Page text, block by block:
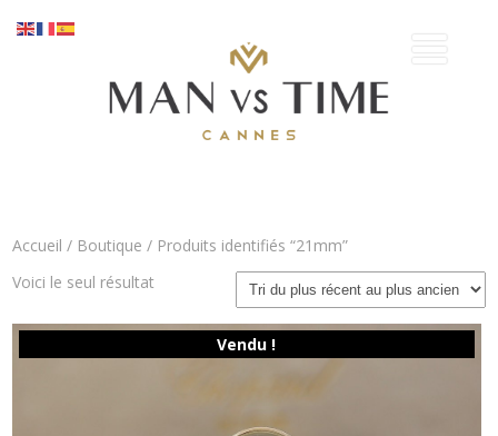
Accueil / Boutique / Produits identifiés “21mm”
Voici le seul résultat
Vendu !